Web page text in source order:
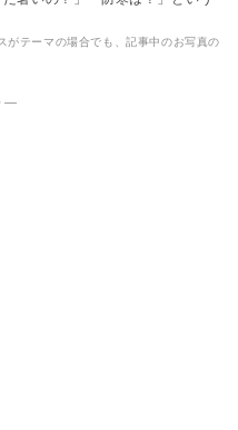
テーマの場合でも、記事中のお写真の
―